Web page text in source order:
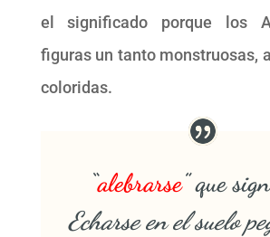
el significado porque los
figuras un tanto monstruosas,
coloridas.
“alebrarse” que
Echarse en el suelo